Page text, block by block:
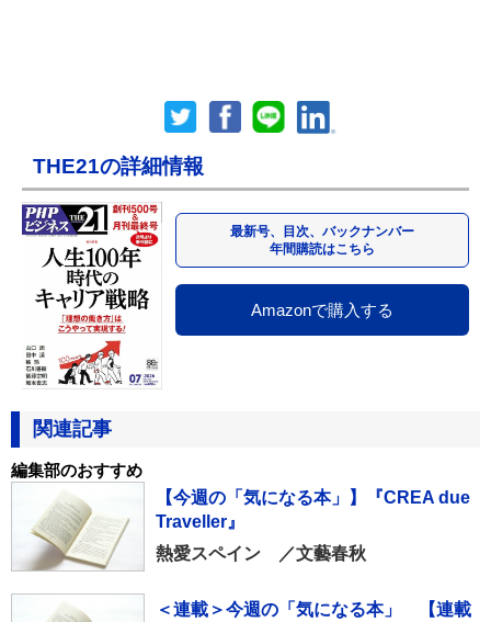
THE21の詳細情報
最新号、目次、バックナンバー
年間購読はこちら
Amazonで購入する
関連記事
編集部のおすすめ
【今週の「気になる本」】『CREA due
Traveller』
熱愛スペイン ／文藝春秋
＜連載＞今週の「気になる本」 【連載